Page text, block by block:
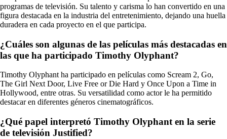
programas de televisión. Su talento y carisma lo han convertido en una
figura destacada en la industria del entretenimiento, dejando una huella
duradera en cada proyecto en el que participa.
¿Cuáles son algunas de las películas más destacadas en
las que ha participado Timothy Olyphant?
Timothy Olyphant ha participado en películas como Scream 2, Go,
The Girl Next Door, Live Free or Die Hard y Once Upon a Time in
Hollywood, entre otras. Su versatilidad como actor le ha permitido
destacar en diferentes géneros cinematográficos.
¿Qué papel interpretó Timothy Olyphant en la serie
de televisión Justified?